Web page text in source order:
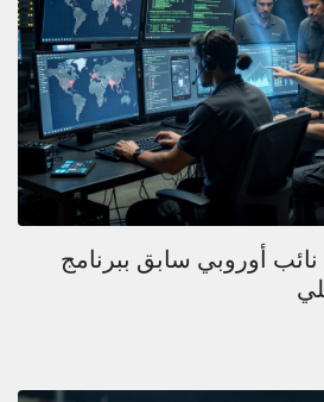
أوروبي سابق ببرنامج